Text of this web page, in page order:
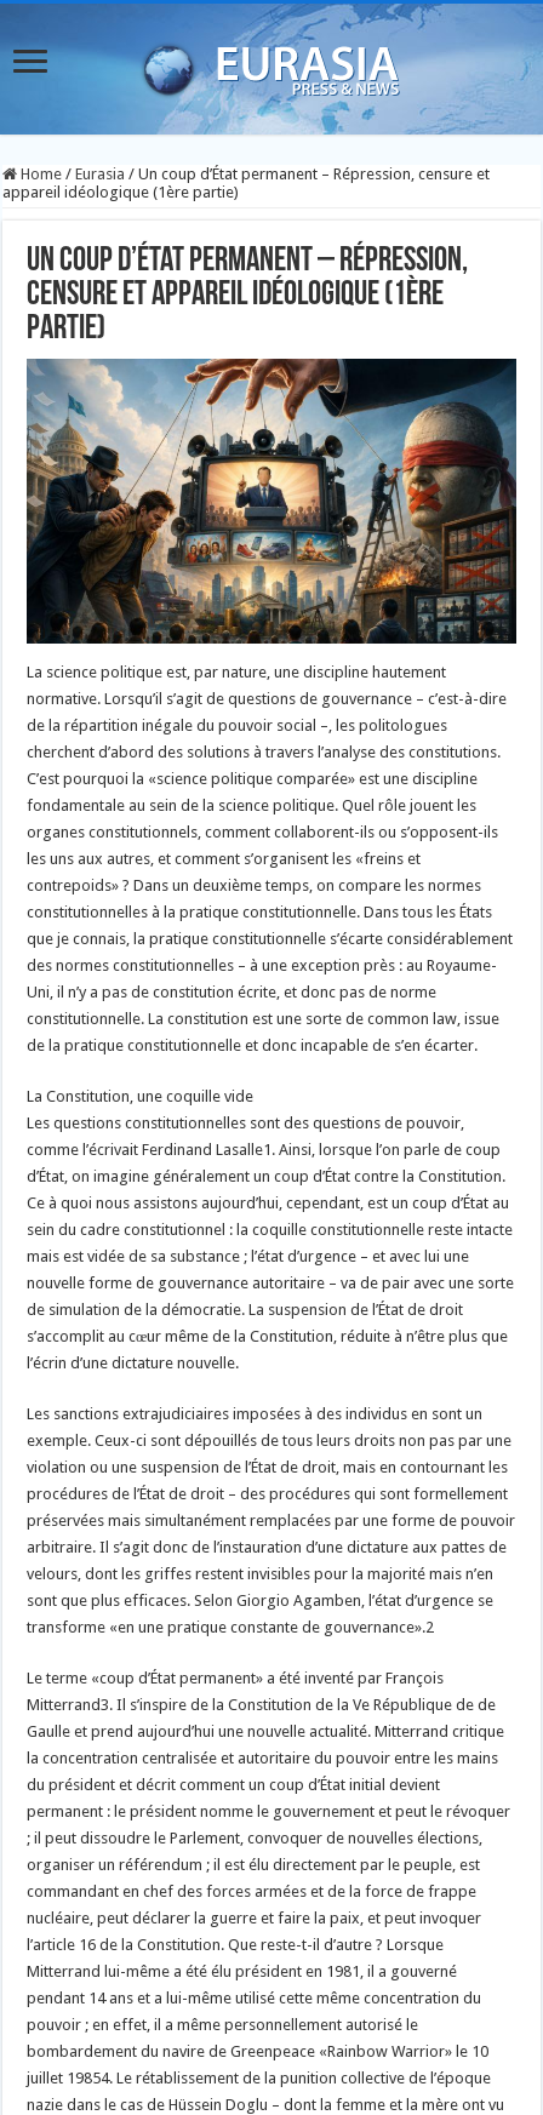
Home / Eurasia / Un coup d’État permanent – Répression, censure et
appareil idéologique (1ère partie)
Un coup d’État permanent – Répression,
censure et appareil idéologique (1ère
partie)
La science politique est, par nature, une discipline hautement
normative. Lorsqu’il s’agit de questions de gouvernance – c’est-à-dire
de la répartition inégale du pouvoir social –, les politologues
cherchent d’abord des solutions à travers l’analyse des constitutions.
C’est pourquoi la «science politique comparée» est une discipline
fondamentale au sein de la science politique. Quel rôle jouent les
organes constitutionnels, comment collaborent-ils ou s’opposent-ils
les uns aux autres, et comment s’organisent les «freins et
contrepoids» ? Dans un deuxième temps, on compare les normes
constitutionnelles à la pratique constitutionnelle. Dans tous les États
que je connais, la pratique constitutionnelle s’écarte considérablement
des normes constitutionnelles – à une exception près : au Royaume-
Uni, il n’y a pas de constitution écrite, et donc pas de norme
constitutionnelle. La constitution est une sorte de common law, issue
de la pratique constitutionnelle et donc incapable de s’en écarter.
La Constitution, une coquille vide
Les questions constitutionnelles sont des questions de pouvoir,
comme l’écrivait Ferdinand Lasalle1. Ainsi, lorsque l’on parle de coup
d’État, on imagine généralement un coup d’État contre la Constitution.
Ce à quoi nous assistons aujourd’hui, cependant, est un coup d’État au
sein du cadre constitutionnel : la coquille constitutionnelle reste intacte
mais est vidée de sa substance ; l’état d’urgence – et avec lui une
nouvelle forme de gouvernance autoritaire – va de pair avec une sorte
de simulation de la démocratie. La suspension de l’État de droit
s’accomplit au cœur même de la Constitution, réduite à n’être plus que
l’écrin d’une dictature nouvelle.
Les sanctions extrajudiciaires imposées à des individus en sont un
exemple. Ceux-ci sont dépouillés de tous leurs droits non pas par une
violation ou une suspension de l’État de droit, mais en contournant les
procédures de l’État de droit – des procédures qui sont formellement
préservées mais simultanément remplacées par une forme de pouvoir
arbitraire. Il s’agit donc de l’instauration d’une dictature aux pattes de
velours, dont les griffes restent invisibles pour la majorité mais n’en
sont que plus efficaces. Selon Giorgio Agamben, l’état d’urgence se
transforme «en une pratique constante de gouvernance».2
Le terme «coup d’État permanent» a été inventé par François
Mitterrand3. Il s’inspire de la Constitution de la Ve République de de
Gaulle et prend aujourd’hui une nouvelle actualité. Mitterrand critique
la concentration centralisée et autoritaire du pouvoir entre les mains
du président et décrit comment un coup d’État initial devient
permanent : le président nomme le gouvernement et peut le révoquer
; il peut dissoudre le Parlement, convoquer de nouvelles élections,
organiser un référendum ; il est élu directement par le peuple, est
commandant en chef des forces armées et de la force de frappe
nucléaire, peut déclarer la guerre et faire la paix, et peut invoquer
l’article 16 de la Constitution. Que reste-t-il d’autre ? Lorsque
Mitterrand lui-même a été élu président en 1981, il a gouverné
pendant 14 ans et a lui-même utilisé cette même concentration du
pouvoir ; en effet, il a même personnellement autorisé le
bombardement du navire de Greenpeace «Rainbow Warrior» le 10
juillet 19854. Le rétablissement de la punition collective de l’époque
nazie dans le cas de Hüssein Doglu – dont la femme et la mère ont vu